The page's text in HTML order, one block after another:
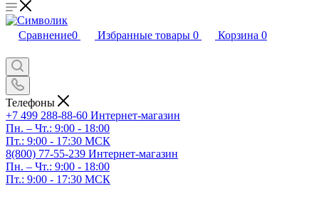
Сравнение0 Избранные товары 0 Корзина 0
Телефоны
+7 499 288-88-60 Интернет-магазин
Пн. – Чт.: 9:00 - 18:00
Пт.: 9:00 - 17:30 МСК
8(800) 77-55-239 Интернет-магазин
Пн. – Чт.: 9:00 - 18:00
Пт.: 9:00 - 17:30 МСК